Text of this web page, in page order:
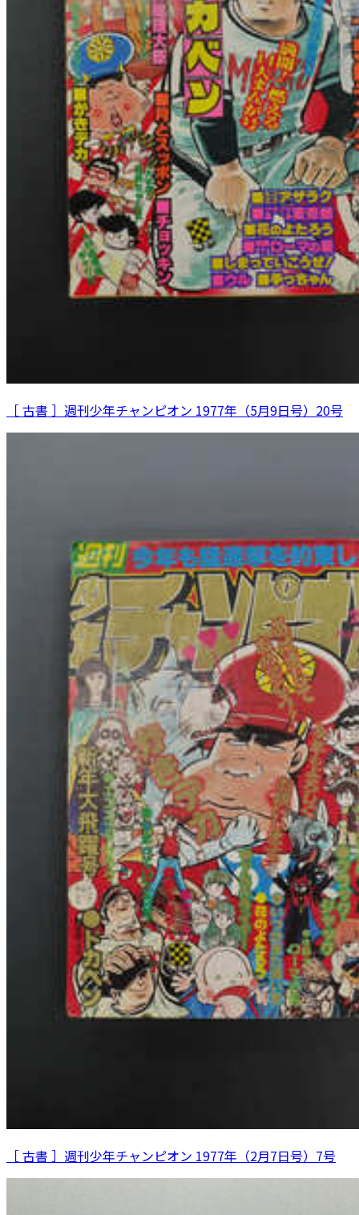
［ 古書 ］週刊少年チャンピオン 1977年（5月9日号）20号
［ 古書 ］週刊少年チャンピオン 1977年（2月7日号）7号